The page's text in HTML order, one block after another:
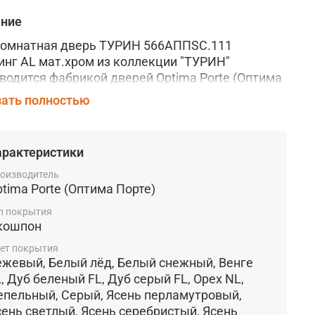
дверь ТУРИН 566АППSC.111
AL мат.хром из коллекции "ТУРИН"
фабрикой дверей Optima Porte (Оптима
в г. Барнаул, Алтайского края. Дверь
Данная модель производится с
алюминиевого молдинга SB -
Эко Шпон, полимерный материал с
слоем оверлей. Прочное и устойчивое к
влаги, жиров и бытовой не абразивной
покрытие. Заказчику предлагается 13 цветов
Бежевый, Белый лёд, Белый снежный,
полностью
Porte (Оптима Порте)
покрытия
покрытия
Белый лёд, Белый снежный, Венге
Дуб беленый FL, Дуб серый FL, Орех NL,
Серый, Ясень перламутровый,
светлый, Ясень серебристый, Ясень